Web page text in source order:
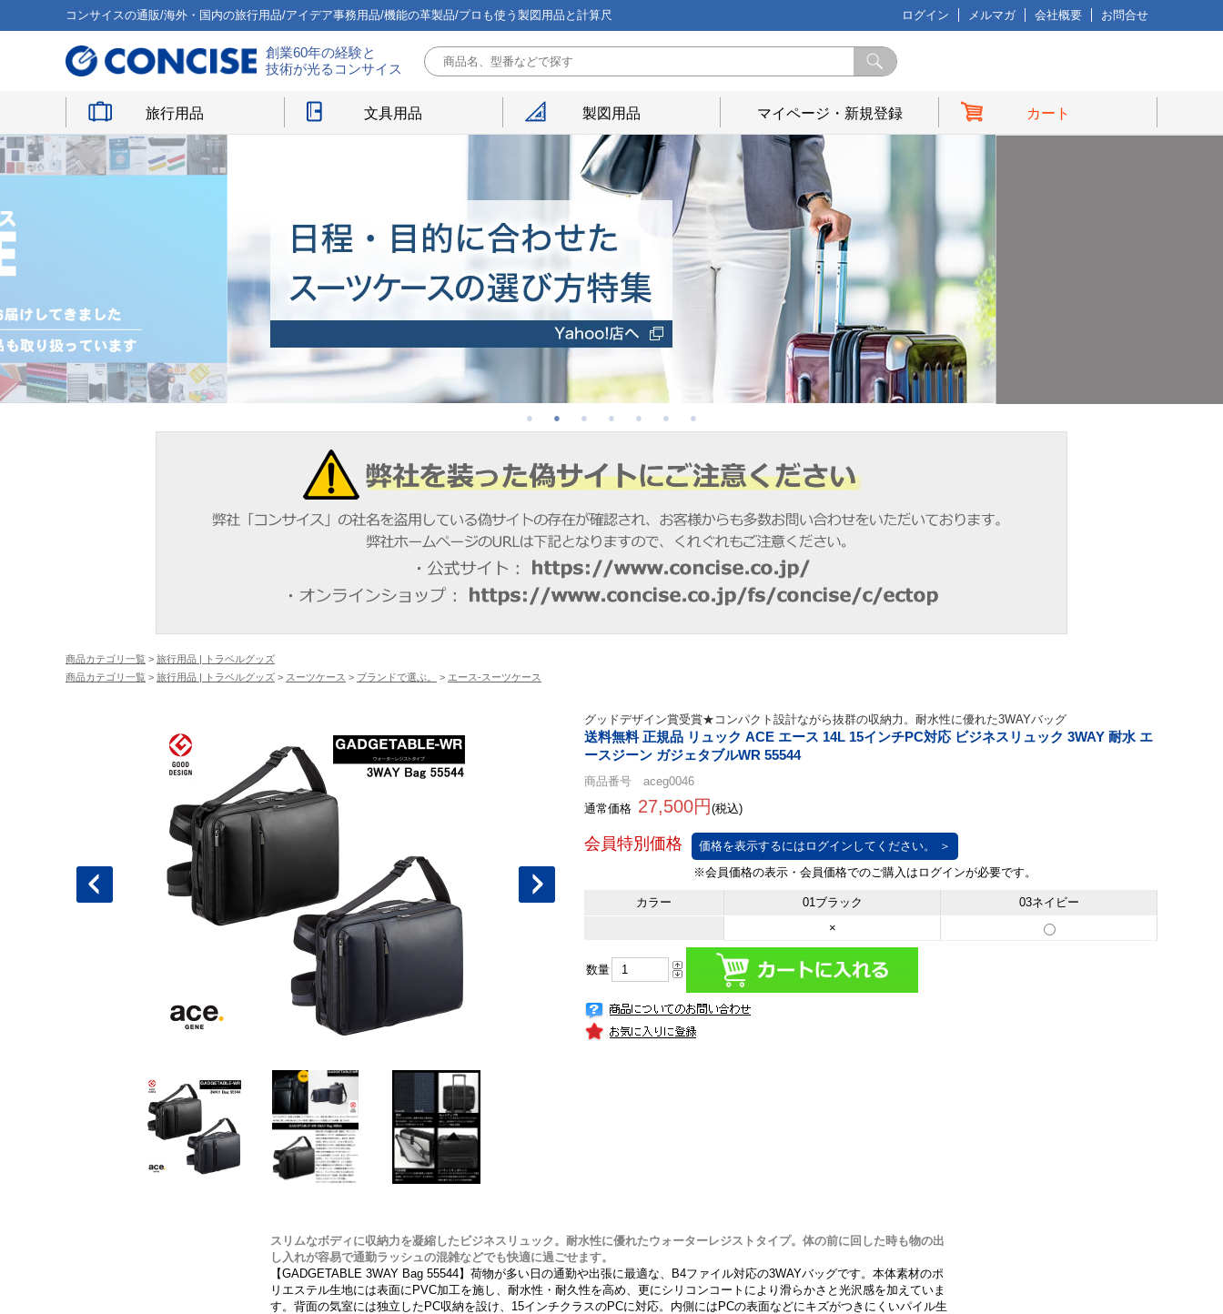
コンサイスの通販/海外・国内の旅行用品/アイデア事務用品/機能の革製品/プロも使う製図用品と計算尺 ログイン メルマガ 会社概要 お問合せ
創業60年の経験と
技術が光るコンサイス
旅行用品 文具用品 製図用品 マイページ・新規登録 カート
商品カテゴリ一覧 > 旅行用品 | トラベルグッズ
商品カテゴリ一覧 > 旅行用品 | トラベルグッズ > スーツケース > ブランドで選ぶ。 > エース-スーツケース
グッドデザイン賞受賞★コンパクト設計ながら抜群の収納力。耐水性に優れた3WAYバッグ
送料無料 正規品 リュック ACE エース 14L 15インチPC対応 ビジネスリュック 3WAY 耐水 エ
ースジーン ガジェタブルWR 55544
商品番号 aceg0046
通常価格 27,500円 (税込)
価格を表示するにはログインしてください。 ＞
カラー 01ブラック
03ネイビー
×
数量
スリムなボディに収納力を凝縮したビジネスリュック。耐水性に優れたウォーターレジストタイプ。体の前に回した時も物の出
し入れが容易で通勤ラッシュの混雑などでも快適に過ごせます。
【GADGETABLE 3WAY Bag 55544】荷物が多い日の通勤や出張に最適な、B4ファイル対応の3WAYバッグです。本体素材のポ
リエステル生地には表面にPVC加工を施し、耐水性・耐久性を高め、更にシリコンコートにより滑らかさと光沢感を加えていま
す。背面の気室には独立したPC収納を設け、15インチクラスのPCに対応。内側にはPCの表面などにキズがつきにくいパイル生